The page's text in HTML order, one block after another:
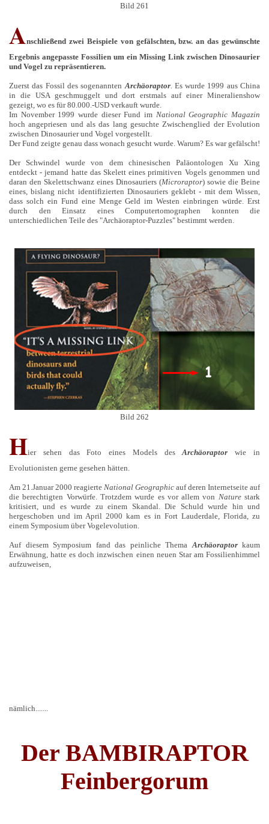
Bild 261
Anschließend zwei Beispiele von gefälschten, bzw. an das gewünschte
Ergebnis angepasste Fossilien um ein Missing Link zwischen Dinosaurier
und Vogel zu repräsentieren.
Zuerst das Fossil des sogenannten Archäoraptor. Es wurde 1999 aus China
in die USA geschmuggelt und dort erstmals auf einer Mineralienshow
gezeigt, wo es für 80.000.-USD verkauft wurde.
Im November 1999 wurde dieser Fund im National Geographic Magazin
hoch angepriesen und als das lang gesuchte Zwischenglied der Evolution
zwischen Dinosaurier und Vogel vorgestellt.
Der Fund zeigte genau dass wonach gesucht wurde. Warum? Es war gefälscht!
Der Schwindel wurde von dem chinesischen Paläontologen Xu Xing
entdeckt - jemand hatte das Skelett eines primitiven Vogels genommen und
daran den Skelettschwanz eines Dinosauriers (Microraptor) sowie die Beine
eines, bislang nicht identifizierten Dinosauriers geklebt - mit dem Wissen,
dass solch ein Fund eine Menge Geld im Westen einbringen würde. Erst
durch den Einsatz eines Computertomographen konnten die
unterschiedlichen Teile des "Archäoraptor-Puzzles" bestimmt werden.
Bild 262
Hier sehen das Foto eines Models desArchäoraptor
wie in
Evolutionisten gerne gesehen hätten.
Am 21.Januar 2000 reagierte National Geographic auf deren Internetseite auf
die berechtigten Vorwürfe. Trotzdem wurde es vor allem von Naturestark
kritisiert, und es wurde zu einem Skandal. Die Schuld wurde hin und
hergeschoben und im April 2000 kam es in Fort Lauderdale, Florida, zu
einem Symposium über Vogelevolution.
Auf diesem Symposium fand das peinliche Thema Archäoraptor kaum
Erwähnung, hatte es doch inzwischen einen neuen Star am Fossilienhimmel
aufzuweisen,
nämlich.......
Der BAMBIRAPTOR
Feinbergorum